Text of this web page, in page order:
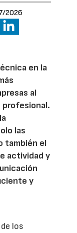
2026
en la
al
profesional.
las
también el
actividad y
y
los